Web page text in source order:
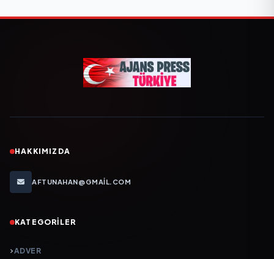
HAKKIMIZDA
AFTUNAHAN@GMAIL.COM
KATEGORILER
ADVER